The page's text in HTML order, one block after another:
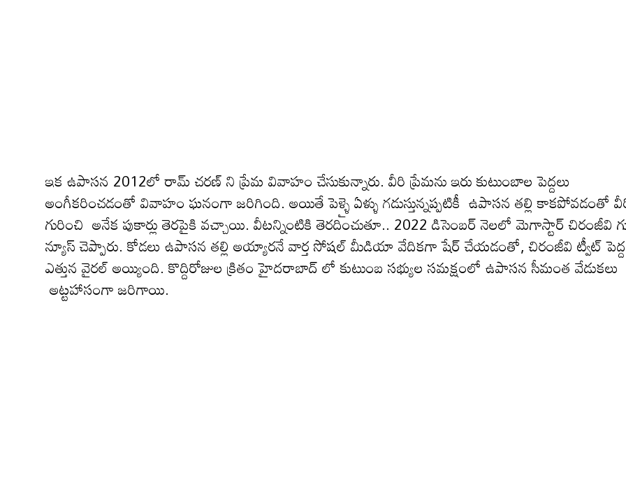
ఇక ఉపాసన 2012లో రామ్ చరణ్ ని ప్రేమ వివాహం చేసుకున్నారు. వీరి ప్రేమను ఇరు కుటుంబాల పెద్దలు
అంగీకరించడంతో వివాహం ఘనంగా జ‌రిగింది. అయితే పెళ్ళై ఏళ్ళు గడుస్తున్నప్ప‌టికీ ఉపాసన తల్లి కాక‌పోవ‌డంతో
గురించి అనేక పుకార్లు తెరపైకి వచ్చాయి. వీట‌న్నింటికి తెర‌దించుతూ.. 2022 డిసెంబర్ నెలలో మెగాస్టార్ చిరంజీవి
న్యూస్ చెప్పారు. కోడలు ఉపాసన తల్లి అయ్యారనే వార్త సోషల్ మీడియా వేదికగా షేర్ చేయ‌డంతో, చిరంజీవి ట్వీట్ పెద్ద
ఎత్తున వైరల్ అయ్యింది. కొద్దిరోజుల క్రితం హైదరాబాద్ లో కుటుంబ సభ్యుల సమక్షంలో ఉపాసన సీమంత వేడుకలు
అట్ట‌హాసంగా జ‌రిగాయి.